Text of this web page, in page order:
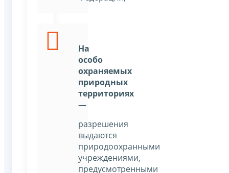
На
особо
охраняемых
природных
территориях
—
разрешения
выдаются
природоохранными
учреждениями,
предусмотренными